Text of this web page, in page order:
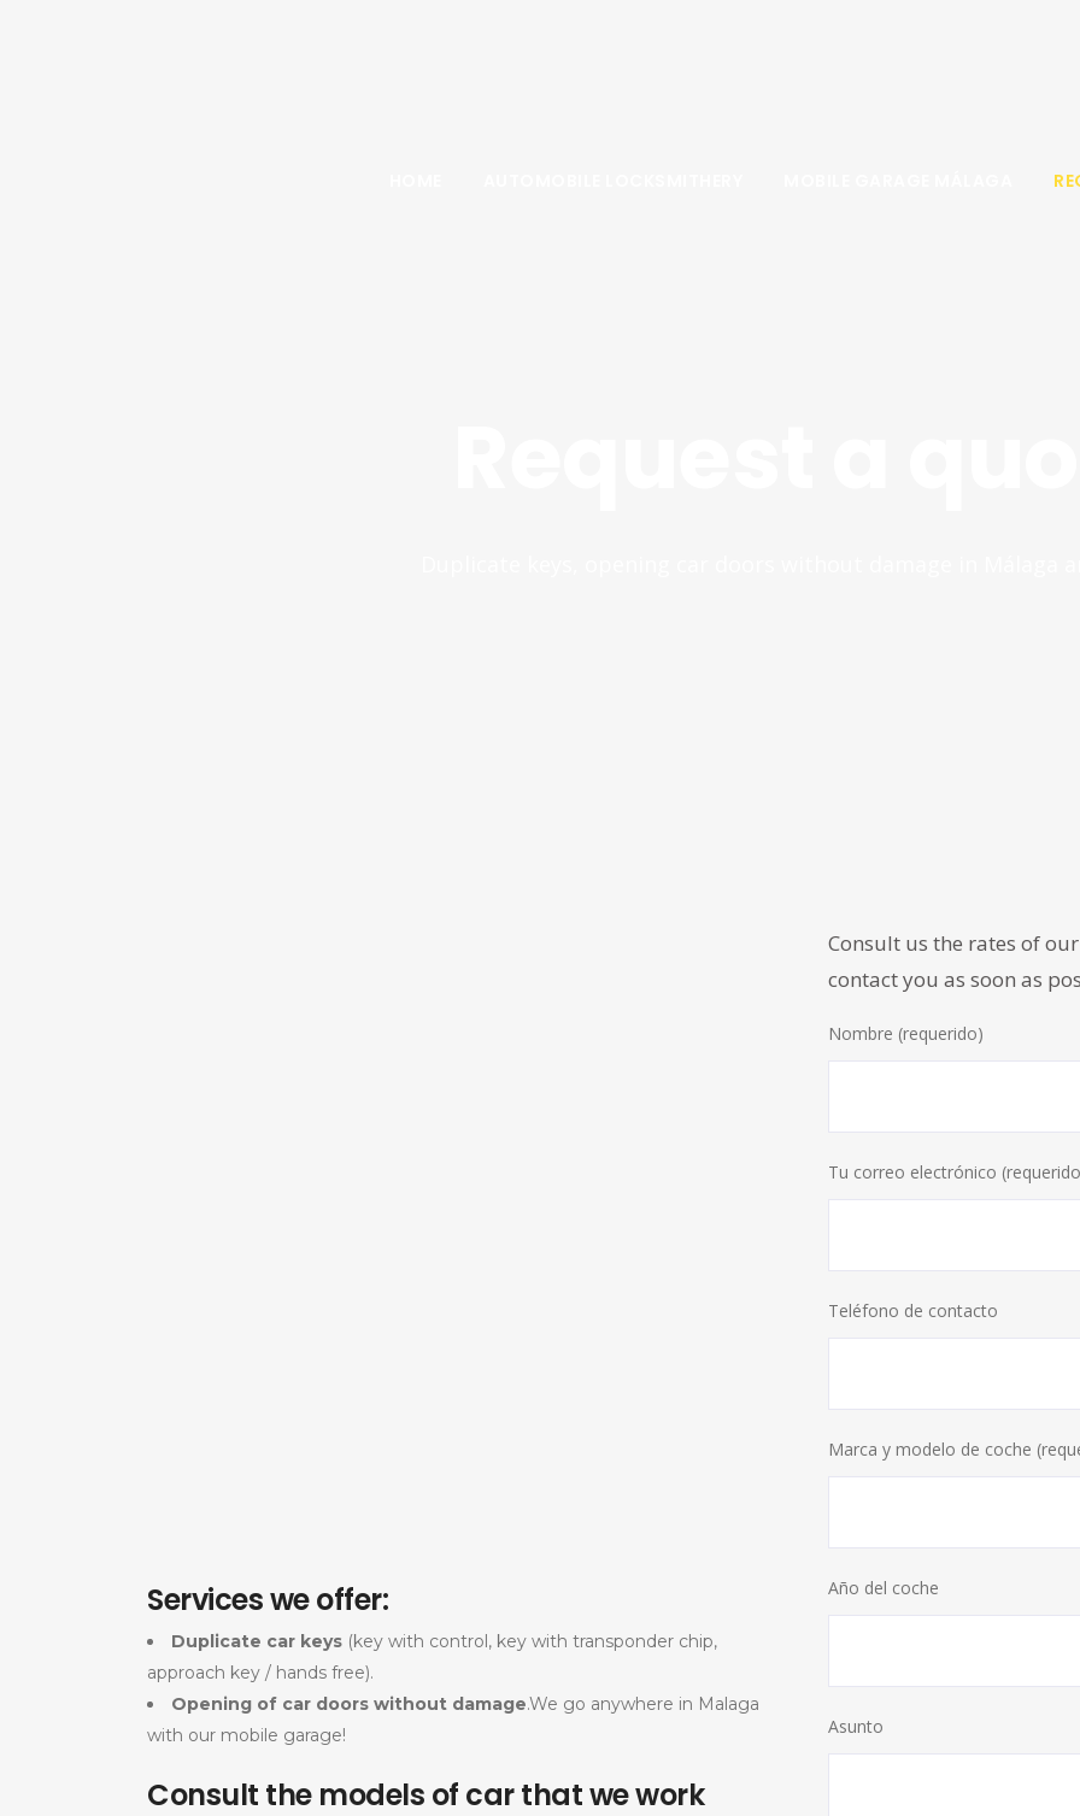
Services we offer:
Duplicate car keys (key with control, key with transponder chip,
approach key / hands free).
Opening of car doors without damage.We go anywhere in Malaga
with our mobile garage!
Consult the models of car that we work
Consult us the rates of
contact you as soon as
Nombre (requerido)
Tu correo electrónico
Teléfono de contacto
Marca y modelo de coche
Año del coche
Asunto